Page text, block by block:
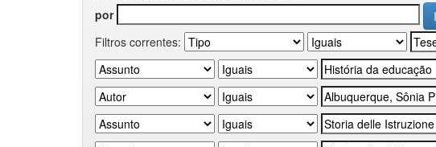
por
Filtros correntes: